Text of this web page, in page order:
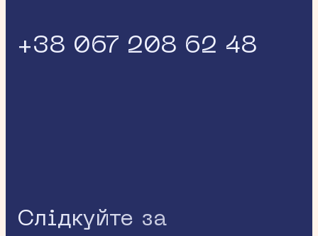
+38 067 208 62 48
Слідкуйте за